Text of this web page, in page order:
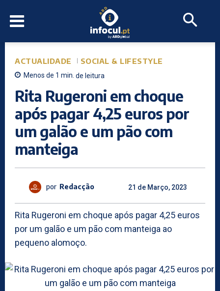
ACTUALIDADE SOCIAL & LIFESTYLE
Menos de 1 min. de leitura
Rita Rugeroni em choque
após pagar 4,25 euros por
um galão e um pão com
manteiga
por Redacção 21 de Março, 2023
Rita Rugeroni em choque após pagar 4,25 euros
por um galão e um pão com manteiga ao
pequeno alomoço.